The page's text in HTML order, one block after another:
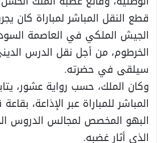
قطع النقل المباشر لمباراة كان
الجيش الملكي في العاصمة
الخرطوم، من أجل نقل الدرس
سيلقى في حضرته.
وكان الملك، حسب رواية عشور،
المباشر للمباراة عبر الإذاعة،
البهو المخصص لمجالس الدروس
الذي أثار غضبه.